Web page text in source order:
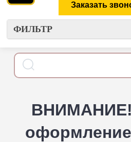
Заказать
ФИЛЬТР